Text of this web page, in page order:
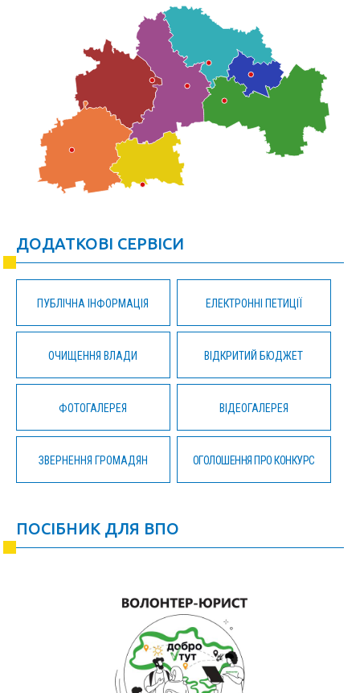
ДОДАТКОВІ СЕРВІСИ
ПУБЛІЧНА ІНФОРМАЦІЯ ЕЛЕКТРОННІ ПЕТИЦІЇ
ОЧИЩЕННЯ ВЛАДИ ВІДКРИТИЙ БЮДЖЕТ
ФОТОГАЛЕРЕЯ ВІДЕОГАЛЕРЕЯ
ЗВЕРНЕННЯ ГРОМАДЯН ОГОЛОШЕННЯ ПРО КОНКУРС
ПОСІБНИК ДЛЯ ВПО